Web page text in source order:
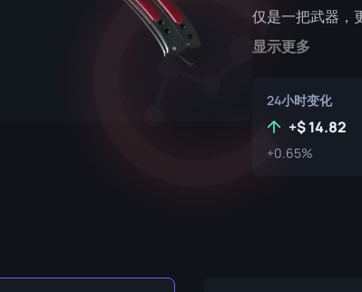
仅是一把武器，
显示更多
24小时变化
+ 14.82
+0.65%